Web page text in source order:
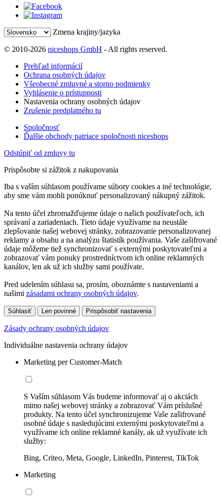
Zmena krajiny/jazyka
© 2010-2026 niceshops GmbH - All rights reserved.
Prehľad informácií
Ochrana osobných údajov
Všeobecné zmluvné a storno podmienky
Vyhlásenie o prístupnosti
Nastavenia ochrany osobných údajov
Zrušenie predplatného tu
Spoločnosť
Ďalšie obchody patriace spoločnosti niceshops
Odstúpiť od zmluvy tu
Prispôsobte si zážitok z nakupovania
Iba s vaším súhlasom používame súbory cookies a iné technológie,
aby sme vám mohli ponúknuť personalizovaný nákupný zážitok.
Na tento účel zhromažďujeme údaje o našich používateľoch, ich
správaní a zariadeniach. Tieto údaje využívame na neustále
zlepšovanie našej webovej stránky, zobrazovanie personalizovanej
reklamy a obsahu a na analýzu štatistík používania. Vaše zašifrované
údaje môžeme tiež synchronizovať s externými poskytovateľmi a
zobrazovať vám ponuky prostredníctvom ich online reklamných
kanálov, len ak už ich služby sami používate.
Pred udelením súhlasu sa, prosím, oboznámte s nastaveniami a
našimi zásadami ochrany osobných údajov.
Súhlasiť Len povinné Prispôsobiť nastavenia
Zásady ochrany osobných údajov
Individuálne nastavenia ochrany údajov
Marketing per Customer-Match
S Vaším súhlasom Vás budeme informovať aj o akciách
mimo našej webovej stránky a zobrazovať Vám príslušné
produkty. Na tento účel synchronizujeme Vaše zašifrované
osobné údaje s nasledujúcimi externými poskytovateľmi a
využívame ich online reklamné kanály, ak už využívate ich
služby:
Bing, Criteo, Meta, Google, LinkedIn, Pinterest, TikTok
Marketing